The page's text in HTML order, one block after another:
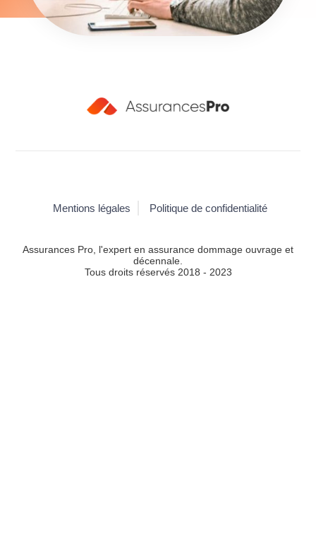
Mentions légales Politique de confidentialité
Assurances Pro, l'expert en assurance dommage ouvrage et
décennale.
Tous droits réservés 2018 - 2023